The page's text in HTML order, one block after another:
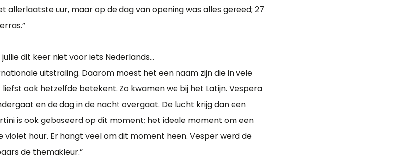
allerlaatste uur, maar op de dag van opening was alles gereed; 27
dit keer niet voor iets Nederlands…
uitstraling. Daarom moest het een naam zijn die in vele
ook hetzelfde betekent. Zo kwamen we bij het Latijn. Vespera
en de dag in de nacht overgaat. De lucht krijg dan een
is ook gebaseerd op dit moment; het ideale moment om een
violet hour. Er hangt veel om dit moment heen. Vesper werd de
de themakleur.”